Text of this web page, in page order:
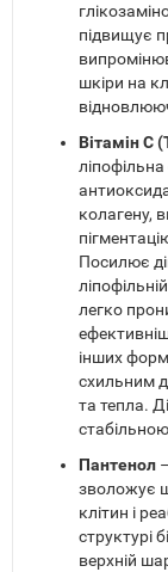
підвищує
шкіри на
Вітамін С
колагену,
Посилює
легко
інших
схильним
та тепла.
Пантенол
зволожує
клітин і
структурі
верхній